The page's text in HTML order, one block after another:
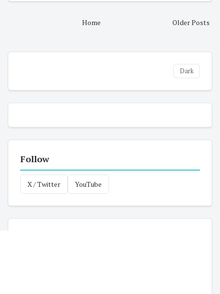
Older Posts
Home
Dark
Follow
X / Twitter YouTube